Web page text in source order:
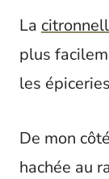
La
plus
les
De mon
hachée au